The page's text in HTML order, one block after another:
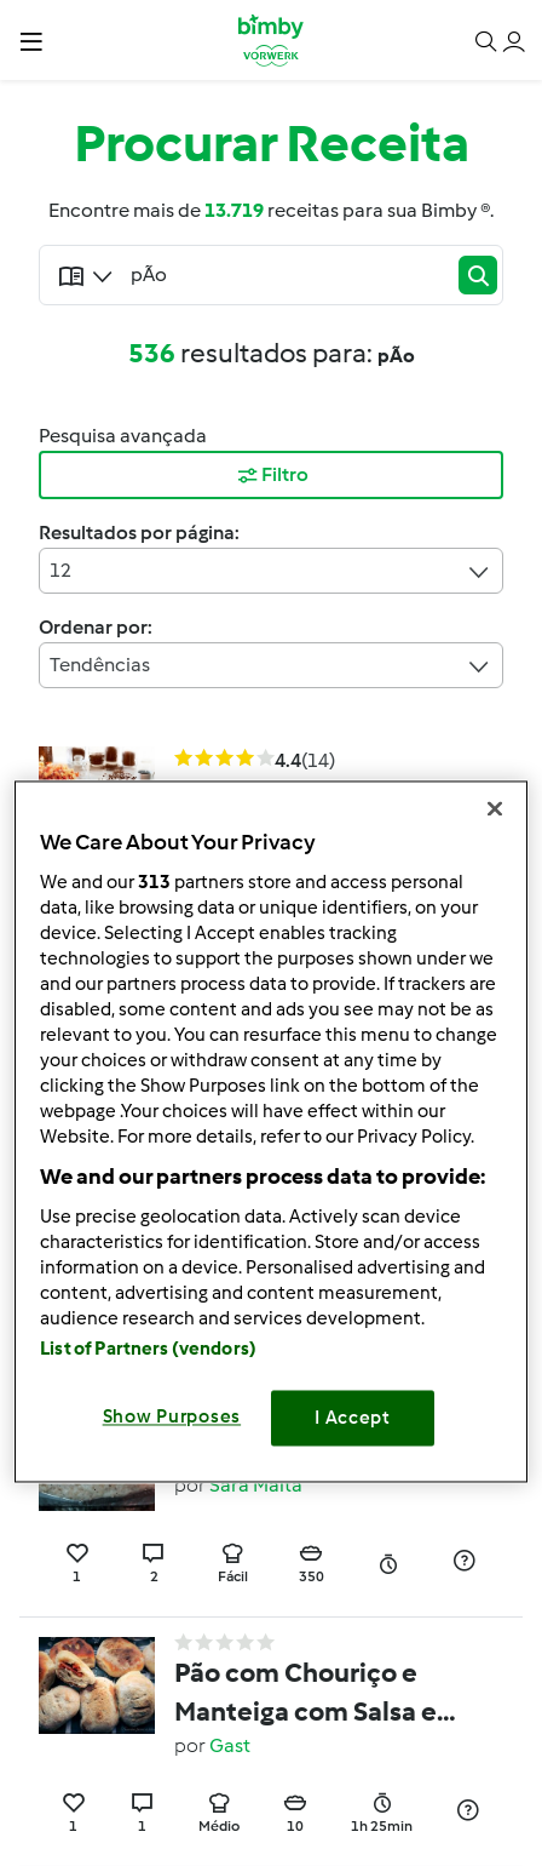
ProcurarReceita
Encontre mais de13.719 receitas para sua Bimby ®.
536 resultados para: pÃo
Pesquisa avançada
Filtro
Resultados por página:
12
Ordenar por:
Tendências
4.4(14)
16 11 -- -- 10min
4.7(3)
Pão de água
por Gast
4 1 Fácil -- 2h 2min
Pão sem glúten
porGast
0 0 Fácil
Pão de forma (cereais)
porSara Malta
1 2 Fácil 350
Pão com Chouriço e
Manteiga com Salsa e
Alho
porGast
1 1 Médio 10 1h 25min
We Care About Your Privacy
We and our313 partners store and access personal
data, like browsing data or unique identifiers, on your
device. Selecting I Accept enables tracking
technologies to support the purposes shown under we
and our partners process data to provide. If trackers are
disabled, some content and ads you see may not be as
relevant to you. You can resurface this menu to change
your choices or withdraw consent at any time by
clicking the Show Purposes link on the bottom of the
webpage .Your choices will have effect within our
Website. For more details, refer to our Privacy Policy.
We and our partners process data to provide:
Use precise geolocation data. Actively scan device
characteristics for identification. Store and/or access
information on a device. Personalised advertising and
content, advertising and content measurement,
audience research and services development.
List of Partners (vendors)
Show Purposes I Accept